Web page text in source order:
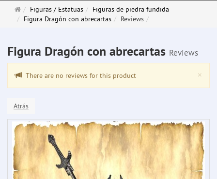
Página
de
Figuras / Estatuas
Figuras de piedra fundida
Figura Dragón con abrecartas
Reviews
Figura Dragón con abrecartas Reviews
×
There are no reviews for this product
Atrás